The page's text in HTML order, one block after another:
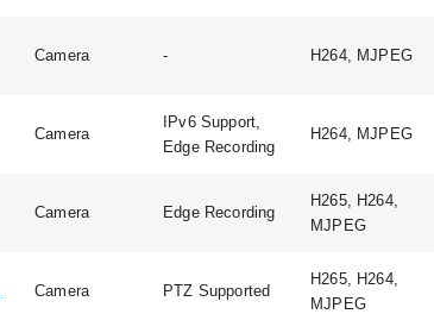
Camera - H264, MJPEG
Camera
IPv6 Support,
Edge Recording
H264, MJPEG
Camera Edge Recording
H265, H264,
MJPEG
Camera PTZ Supported
H265, H264,
MJPEG